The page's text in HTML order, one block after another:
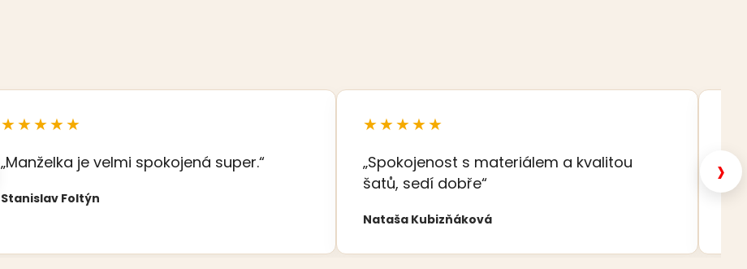
★★★★★
„Manželka je velmi spokojená super.“
Stanislav Foltýn
★★★★★
„Spokojenost s materiálem a kvalitou
šatů, sedí dobře“
Nataša Kubizňáková
›